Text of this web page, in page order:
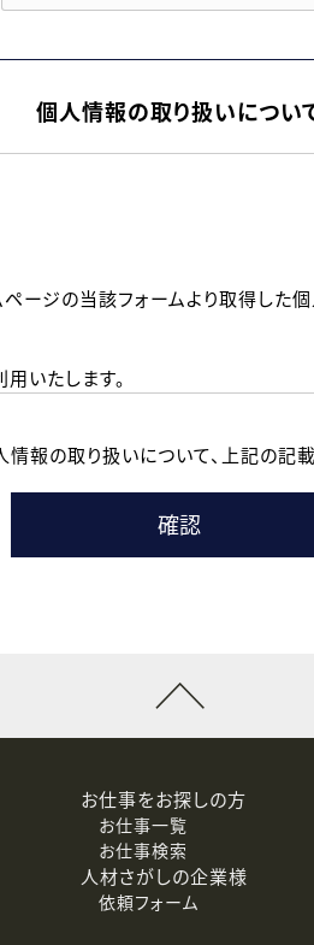
個人情報の取り扱いについ
ージの当該フォームより取得した
いたします。
情報として利用いたします。
れかの方法といたします。
た委託先に、個人情報を委託する場
の通知、開示、訂正、追加または削
情報の取り扱いについて、 上記の記
お仕事をお探しの方
お仕事一覧
お仕事検索
人材さがしの企業様
依頼フォーム